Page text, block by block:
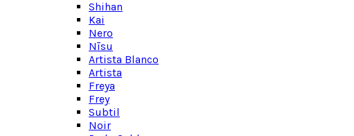
Shihan
Kai
Nero
Nīsu
Artista Blanco
Artista
Freya
Frey
Subtil
Noir